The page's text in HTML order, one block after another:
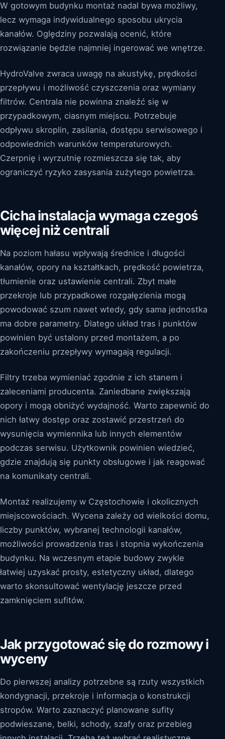
W gotowym budynku montaż nadal bywa możliwy,
lecz wymaga indywidualnego sposobu ukrycia
kanałów. Oględziny pozwalają ocenić, które
rozwiązanie będzie najmniej ingerować we wnętrze.
HydroValve zwraca uwagę na akustykę, prędkości
przepływu i możliwość czyszczenia oraz wymiany
filtrów. Centrala nie powinna znaleźć się w
przypadkowym, ciasnym miejscu. Potrzebuje
odpływu skroplin, zasilania, dostępu serwisowego i
odpowiednich warunków temperaturowych.
Czerpnię i wyrzutnię rozmieszcza się tak, aby
ograniczyć ryzyko zasysania zużytego powietrza.
Cicha instalacja wymaga czegoś
więcej niż centrali
Na poziom hałasu wpływają średnice i długości
kanałów, opory na kształtkach, prędkość powietrza,
tłumienie oraz ustawienie centrali. Zbyt małe
przekroje lub przypadkowe rozgałęzienia mogą
powodować szum nawet wtedy, gdy sama jednostka
ma dobre parametry. Dlatego układ tras i punktów
powinien być ustalony przed montażem, a po
zakończeniu przepływy wymagają regulacji.
Filtry trzeba wymieniać zgodnie z ich stanem i
zaleceniami producenta. Zaniedbane zwiększają
opory i mogą obniżyć wydajność. Warto zapewnić do
nich łatwy dostęp oraz zostawić przestrzeń do
wysunięcia wymiennika lub innych elementów
podczas serwisu. Użytkownik powinien wiedzieć,
gdzie znajdują się punkty obsługowe i jak reagować
na komunikaty centrali.
Montaż realizujemy w Częstochowie i okolicznych
miejscowościach. Wycena zależy od wielkości domu,
liczby punktów, wybranej technologii kanałów,
możliwości prowadzenia tras i stopnia wykończenia
budynku. Na wczesnym etapie budowy zwykle
łatwiej uzyskać prosty, estetyczny układ, dlatego
warto skonsultować wentylację jeszcze przed
zamknięciem sufitów.
Jak przygotować się do rozmowy i
wyceny
Do pierwszej analizy potrzebne są rzuty wszystkich
kondygnacji, przekroje i informacja o konstrukcji
stropów. Warto zaznaczyć planowane sufity
podwieszane, belki, schody, szafy oraz przebieg